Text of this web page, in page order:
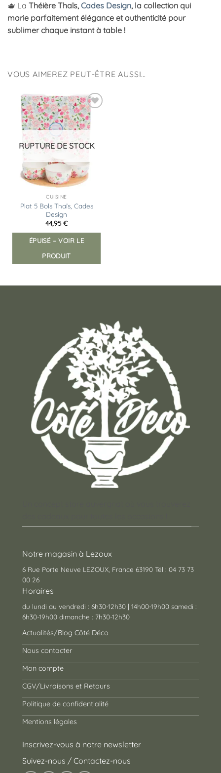
🫖 La Théière Thaïs,Cades Design, la collection qui
marie parfaitement élégance et authenticité pour
sublimer chaque instant à table !
VOUS AIMEREZ PEUT-ÊTRE AUSSI…
Ajouter
à la
liste
RUPTURE DE STOCK
CUISINE
Plat 5 Bols Thaïs, Cades
Design
44,95€
ÉPUISÉ – VOIR LE
PRODUIT
Notre magasin à Lezoux
6 Rue Porte Neuve LEZOUX, France 63190 Tél : 04 73 73
00 26
Horaires
du lundi au vendredi : 6h30-12h30 | 14h00-19h00 samedi :
6h30-19h00 dimanche : 7h30-12h30
Actualités/Blog Côté Déco
Nous contacter
Mon compte
CGV/Livraisons et Retours
Politique de confidentialité
Mentions légales
Inscrivez-vous à notre newsletter
Suivez-nous / Contactez-nous